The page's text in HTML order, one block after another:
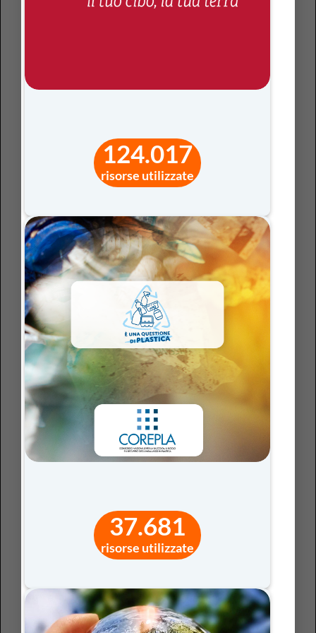
124.017
risorse utilizzate
37.681
risorse utilizzate
• la didattica laboratoriale, anche attraverso l’uso delle
tecnologie, consente di sperimentare, raccogliere e
• l’apprendimento cooperativo e le attività di coding,
anche in forma unplugged, favoriscono l’organizzazione
del pensiero in sequenze, la gestione di vincoli e
collaborazione orientata a un obiettivo comune.
Dalle discipline al metodo: come si insegna
conta quanto cosa si insegna
Sotto questa lente interpretativa, parlare di STEM non
riguarda solo
che cosasi insegna bensì anche come
insegna: significa, cioè, parlare di
intenzionali
che attivano situazioni di apprendimento in
cui i problemi sono autentici e aperti, non esiste un’unica
soluzione corretta, e l’attenzione è posta sul processo
più che sul risultato finale, con il fine di stimolare le
competenze trasversali sopra menzionate.
Metodologie meno diffuse ma coerenti con il
paradigma STEM
estremamente coerenti con il paradigma STEM e che a
partire da problemi complessi chiedono agli studenti di
arrivare a una soluzione e, allo stesso tempo, di
ragionamento, coinvolgendoli attivamente nel processo
di apprendimento e costruzione condivisa di significati.